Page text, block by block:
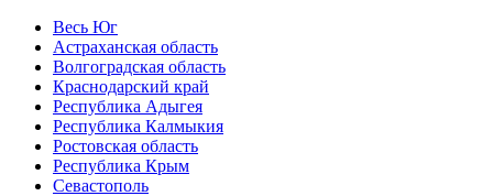
Весь Юг
Астраханская область
Волгоградская область
Краснодарский край
Республика Адыгея
Республика Калмыкия
Ростовская область
Республика Крым
Севастополь